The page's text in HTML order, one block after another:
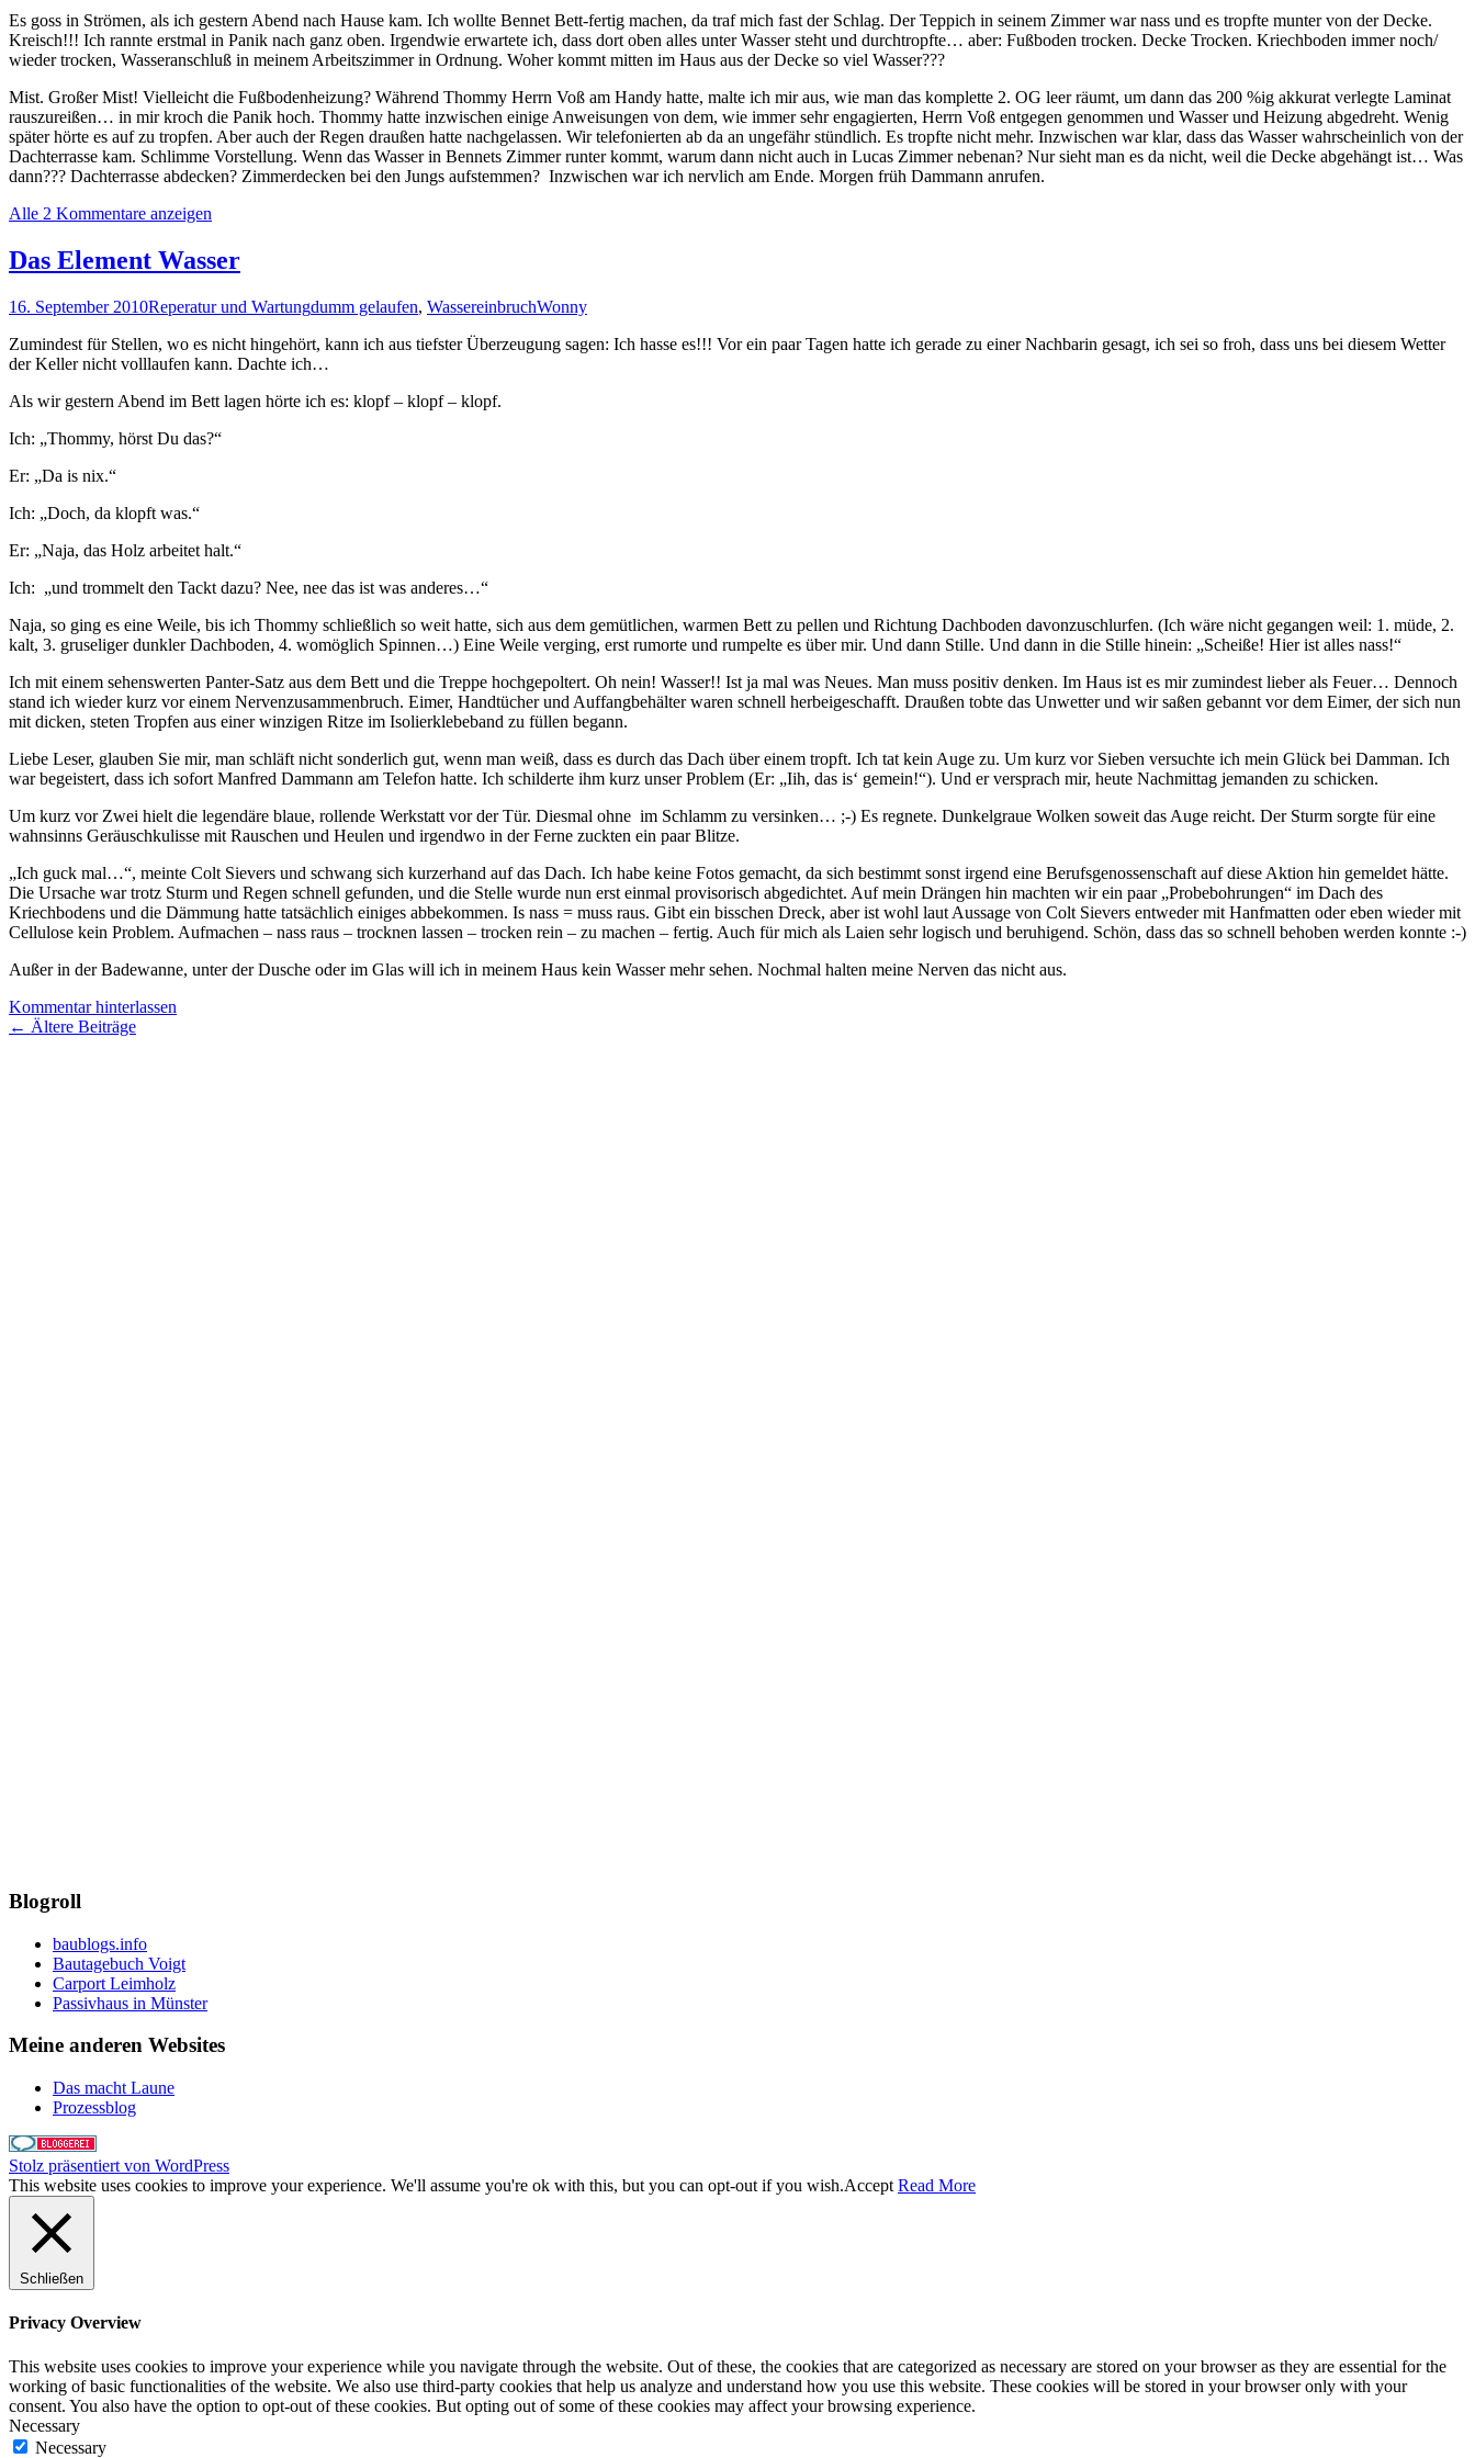
Es goss in Strömen, als ich gestern Abend nach Hause kam. Ich wollte Bennet Bett-fertig machen, da traf mich fast der Schlag. Der Teppich in seinem Zimmer war nass und es tropfte munter von der Decke.
Kreisch!!! Ich rannte erstmal in Panik nach ganz oben. Irgendwie erwartete ich, dass dort oben alles unter Wasser steht und durchtropfte… aber: Fußboden trocken. Decke Trocken. Kriechboden immer noch/
wieder trocken, Wasseranschluß in meinem Arbeitszimmer in Ordnung. Woher kommt mitten im Haus aus der Decke so viel Wasser???
Mist. Großer Mist! Vielleicht die Fußbodenheizung? Während Thommy Herrn Voß am Handy hatte, malte ich mir aus, wie man das komplette 2. OG leer räumt, um dann das 200 %ig akkurat verlegte Laminat
rauszureißen… in mir kroch die Panik hoch. Thommy hatte inzwischen einige Anweisungen von dem, wie immer sehr engagierten, Herrn Voß entgegen genommen und Wasser und Heizung abgedreht. Wenig
später hörte es auf zu tropfen. Aber auch der Regen draußen hatte nachgelassen. Wir telefonierten ab da an ungefähr stündlich. Es tropfte nicht mehr. Inzwischen war klar, dass das Wasser wahrscheinlich von der
Dachterrasse kam. Schlimme Vorstellung. Wenn das Wasser in Bennets Zimmer runter kommt, warum dann nicht auch in Lucas Zimmer nebenan? Nur sieht man es da nicht, weil die Decke abgehängt ist… Was
dann??? Dachterrasse abdecken? Zimmerdecken bei den Jungs aufstemmen? Inzwischen war ich nervlich am Ende. Morgen früh Dammann anrufen.
Alle 2 Kommentare anzeigen
Das Element Wasser
16. September 2010Reperatur und Wartungdumm gelaufen, WassereinbruchWonny
Zumindest für Stellen, wo es nicht hingehört, kann ich aus tiefster Überzeugung sagen: Ich hasse es!!! Vor ein paar Tagen hatte ich gerade zu einer Nachbarin gesagt, ich sei so froh, dass uns bei diesem Wetter
der Keller nicht volllaufen kann. Dachte ich…
Als wir gestern Abend im Bett lagen hörte ich es: klopf – klopf – klopf.
Ich: „Thommy, hörst Du das?“
Er: „Da is nix.“
Ich: „Doch, da klopft was.“
Er: „Naja, das Holz arbeitet halt.“
Ich: „und trommelt den Tackt dazu? Nee, nee das ist was anderes…“
Naja, so ging es eine Weile, bis ich Thommy schließlich so weit hatte, sich aus dem gemütlichen, warmen Bett zu pellen und Richtung Dachboden davonzuschlurfen. (Ich wäre nicht gegangen weil: 1. müde, 2.
kalt, 3. gruseliger dunkler Dachboden, 4. womöglich Spinnen…) Eine Weile verging, erst rumorte und rumpelte es über mir. Und dann Stille. Und dann in die Stille hinein: „Scheiße! Hier ist alles nass!“
Ich mit einem sehenswerten Panter-Satz aus dem Bett und die Treppe hochgepoltert. Oh nein! Wasser!! Ist ja mal was Neues. Man muss positiv denken. Im Haus ist es mir zumindest lieber als Feuer… Dennoch
stand ich wieder kurz vor einem Nervenzusammenbruch. Eimer, Handtücher und Auffangbehälter waren schnell herbeigeschafft. Draußen tobte das Unwetter und wir saßen gebannt vor dem Eimer, der sich nun
mit dicken, steten Tropfen aus einer winzigen Ritze im Isolierklebeband zu füllen begann.
Liebe Leser, glauben Sie mir, man schläft nicht sonderlich gut, wenn man weiß, dass es durch das Dach über einem tropft. Ich tat kein Auge zu. Um kurz vor Sieben versuchte ich mein Glück bei Damman. Ich
war begeistert, dass ich sofort Manfred Dammann am Telefon hatte. Ich schilderte ihm kurz unser Problem (Er: „Iih, das is‘ gemein!“). Und er versprach mir, heute Nachmittag jemanden zu schicken.
Um kurz vor Zwei hielt die legendäre blaue, rollende Werkstatt vor der Tür. Diesmal ohne im Schlamm zu versinken… ;-) Es regnete. Dunkelgraue Wolken soweit das Auge reicht. Der Sturm sorgte für eine
wahnsinns Geräuschkulisse mit Rauschen und Heulen und irgendwo in der Ferne zuckten ein paar Blitze.
„Ich guck mal…“, meinte Colt Sievers und schwang sich kurzerhand auf das Dach. Ich habe keine Fotos gemacht, da sich bestimmt sonst irgend eine Berufsgenossenschaft auf diese Aktion hin gemeldet hätte.
Die Ursache war trotz Sturm und Regen schnell gefunden, und die Stelle wurde nun erst einmal provisorisch abgedichtet. Auf mein Drängen hin machten wir ein paar „Probebohrungen“ im Dach des
Kriechbodens und die Dämmung hatte tatsächlich einiges abbekommen. Is nass = muss raus. Gibt ein bisschen Dreck, aber ist wohl laut Aussage von Colt Sievers entweder mit Hanfmatten oder eben wieder mit
Cellulose kein Problem. Aufmachen – nass raus – trocknen lassen – trocken rein – zu machen – fertig. Auch für mich als Laien sehr logisch und beruhigend. Schön, dass das so schnell behoben werden konnte :-)
Außer in der Badewanne, unter der Dusche oder im Glas will ich in meinem Haus kein Wasser mehr sehen. Nochmal halten meine Nerven das nicht aus.
Kommentar hinterlassen
Beitragsnavigation
← Ältere Beiträge
Blogroll
baublogs.info
Bautagebuch Voigt
Carport Leimholz
Passivhaus in Münster
Meine anderen Websites
Das macht Laune
Prozessblog
Stolz präsentiert von WordPress
This website uses cookies to improve your experience. We'll assume you're ok with this, but you can opt-out if you wish.Accept Read More
Schließen
Privacy Overview
This website uses cookies to improve your experience while you navigate through the website. Out of these, the cookies that are categorized as necessary are stored on your browser as they are essential for the
working of basic functionalities of the website. We also use third-party cookies that help us analyze and understand how you use this website. These cookies will be stored in your browser only with your
consent. You also have the option to opt-out of these cookies. But opting out of some of these cookies may affect your browsing experience.
Necessary
Necessary